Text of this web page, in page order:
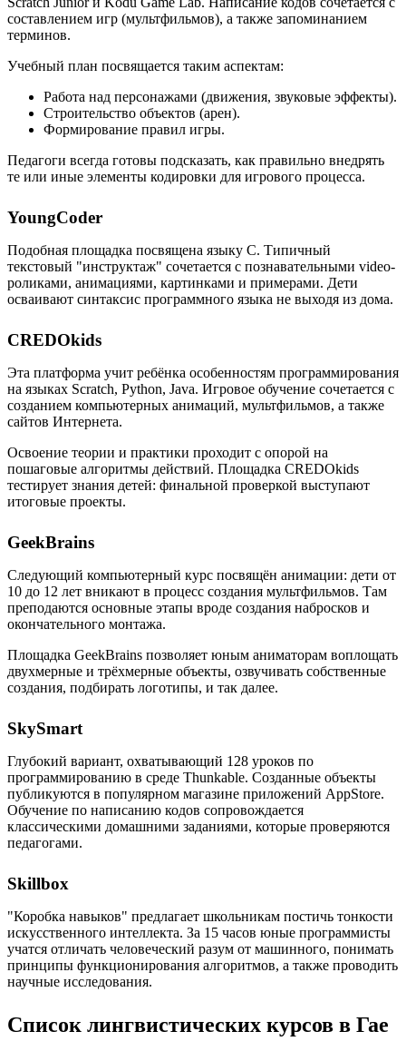
составлением игр (мультфильмов), а также запоминанием
терминов.
Учебный план посвящается таким аспектам:
Работа над персонажами (движения, звуковые эффекты).
Строительство объектов (арен).
Формирование правил игры.
Педагоги всегда готовы подсказать, как правильно внедрять
те или иные элементы кодировки для игрового процесса.
YoungCoder
Подобная площадка посвящена языку C. Типичный
текстовый "инструктаж" сочетается с познавательными video-
роликами, анимациями, картинками и примерами. Дети
осваивают синтаксис программного языка не выходя из дома.
CREDOkids
Эта платформа учит ребёнка особенностям программирования
на языках Scratch, Python, Java. Игровое обучение сочетается с
созданием компьютерных анимаций, мультфильмов, а также
сайтов Интернета.
Освоение теории и практики проходит с опорой на
пошаговые алгоритмы действий. Площадка CREDOkids
тестирует знания детей: финальной проверкой выступают
итоговые проекты.
GeekBrains
Следующий компьютерный курс посвящён анимации: дети от
10 до 12 лет вникают в процесс создания мультфильмов. Там
преподаются основные этапы вроде создания набросков и
окончательного монтажа.
Площадка GeekBrains позволяет юным аниматорам воплощать
двухмерные и трёхмерные объекты, озвучивать собственные
создания, подбирать логотипы, и так далее.
SkySmart
Глубокий вариант, охватывающий 128 уроков по
программированию в среде Thunkable. Созданные объекты
публикуются в популярном магазине приложений AppStore.
Обучение по написанию кодов сопровождается
классическими домашними заданиями, которые проверяются
педагогами.
Skillbox
"Коробка навыков" предлагает школьникам постичь тонкости
искусственного интеллекта. За 15 часов юные программисты
учатся отличать человеческий разум от машинного, понимать
принципы функционирования алгоритмов, а также проводить
научные исследования.
Список лингвистических курсов в Гае